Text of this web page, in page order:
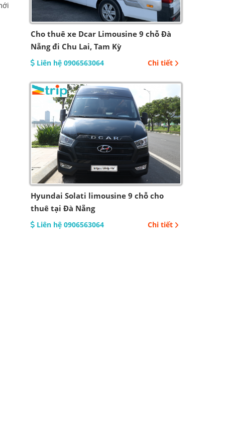
Cho thuê xe Dcar Limousine 9 chỗ Đà
Nẵng đi Chu Lai, Tam Kỳ
Liên hệ 0906563064 Chi tiết
Hyundai Solati limousine 9 chỗ cho
thuê tại Đà Nẵng
Liên hệ 0906563064 Chi tiết